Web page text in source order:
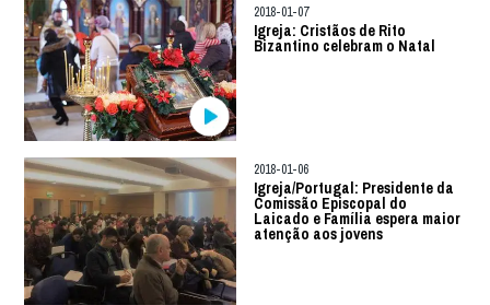
2018-01-07
Igreja: Cristãos de Rito
Bizantino celebram o Natal
2018-01-06
Igreja/Portugal: Presidente da
Comissão Episcopal do
Laicado e Família espera maior
atenção aos jovens